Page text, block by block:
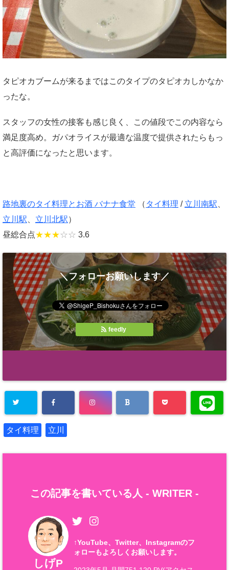
タピオカブームが来るまではこのタイプのタピオカしかなか
ったな。
スタッフの女性の接客も感じ良く、この値段でこの内容なら
満足度高め。ガパオライスが最適な温度で提供されたらもっ
と高評価になったと思います。
路地裏のタイ料理とお酒 バナナ食堂 （ タイ料理 / 立川南駅
立川駅
立川北駅）
昼総合点★★★☆☆ 3.6
＼フォローお願いします／
feedly
タイ料理 立川
この記事を書いている人 - WRITER -
しげP
↑YouTube、Twitter、Instagramのフ
ォローもよろしくお願いします。